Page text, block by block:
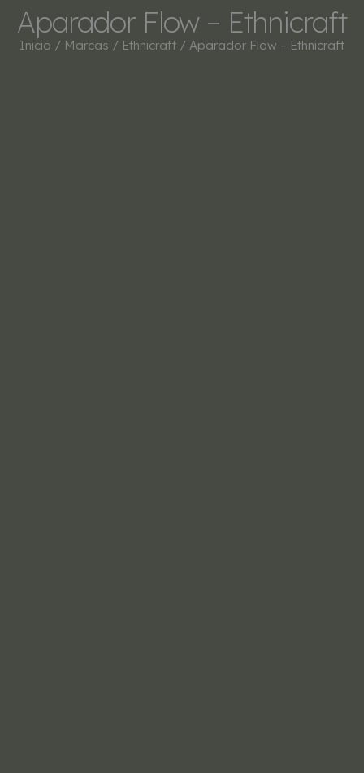
Aparador Flow – Ethnicraft
Inicio / Marcas / Ethnicraft / Aparador Flow – Ethnicraft